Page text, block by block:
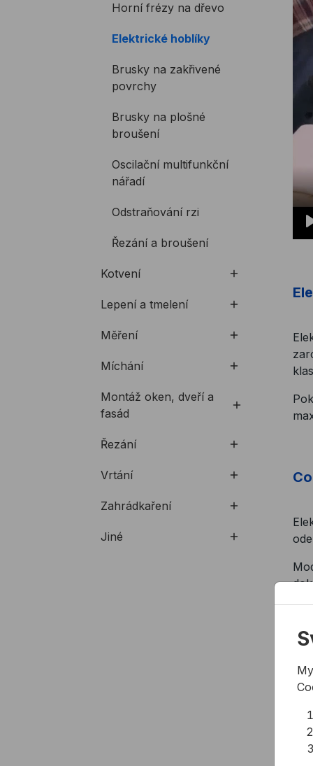
Horní frézy na dřevo
Elektrické hoblíky
Brusky na zakřivené
povrchy
Brusky na plošné
broušení
Oscilační multifunkční
nářadí
Odstraňování rzi
Řezání a broušení
Kotvení
Lepení a tmelení
Měření
Míchání
Montáž oken, dveří a
fasád
Řezání
Vrtání
Zahrádkaření
Jiné